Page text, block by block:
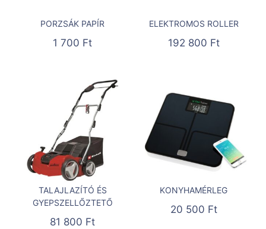
PORZSÁK PAPÍR
1 700 Ft
ELEKTROMOS ROLLER
192 800 Ft
TALAJLAZÍTÓ ÉS
GYEPSZELLŐZTETŐ
81 800 Ft
KONYHAMÉRLEG
20 500 Ft